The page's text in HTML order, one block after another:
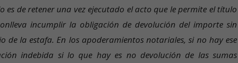
de retener una vez ejecutado el acto que le permite el título
incumplir la obligación de devolución del importe sin
de la estafa. En los apoderamientos notariales, si no hay ese
indebida si lo que hay es no devolución de las sumas